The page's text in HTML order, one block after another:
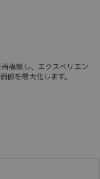
構築し、エクスペリエン
値を最大化します。